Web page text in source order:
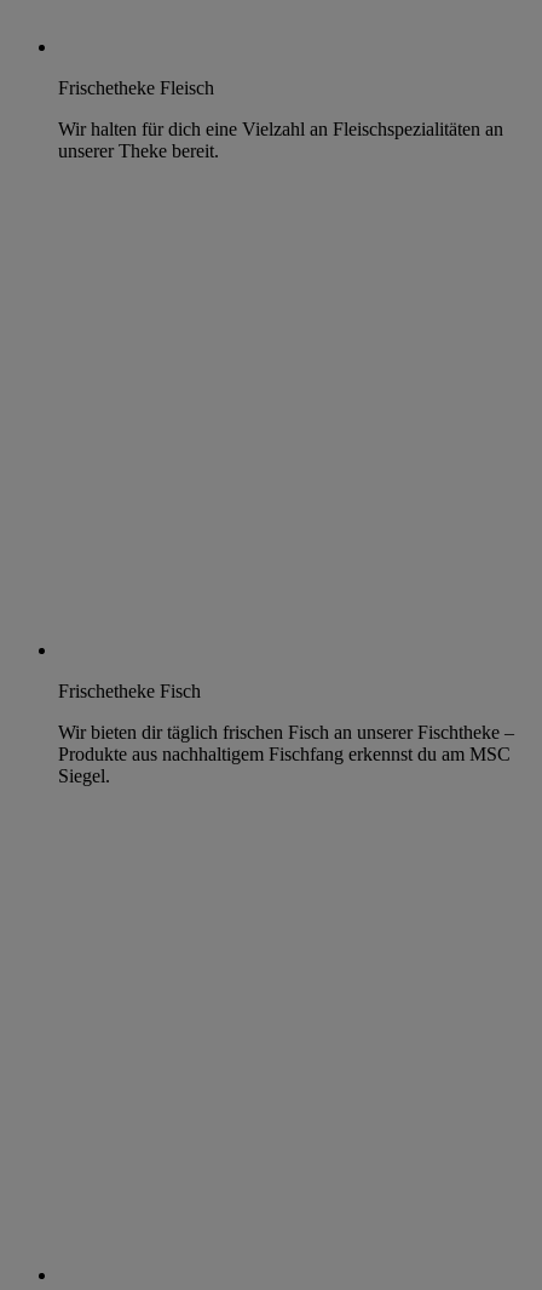
Frischetheke Fleisch
Wir halten für dich eine Vielzahl an Fleischspezialitäten an
unserer Theke bereit.
Frischetheke Fisch
Wir bieten dir täglich frischen Fisch an unserer Fischtheke –
Produkte aus nachhaltigem Fischfang erkennst du am MSC
Siegel.